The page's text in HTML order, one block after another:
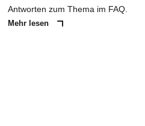
Antworten zum Thema im FAQ.
Mehr lesen